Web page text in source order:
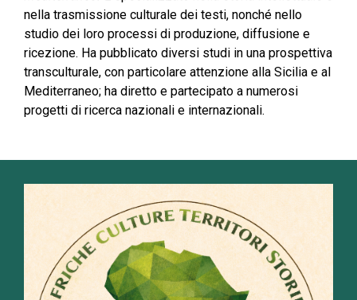
nella trasmissione culturale dei testi, nonché nello
studio dei loro processi di produzione, diffusione e
ricezione. Ha pubblicato diversi studi in una prospettiva
transculturale, con particolare attenzione alla Sicilia e al
Mediterraneo; ha diretto e partecipato a numerosi
progetti di ricerca nazionali e internazionali.